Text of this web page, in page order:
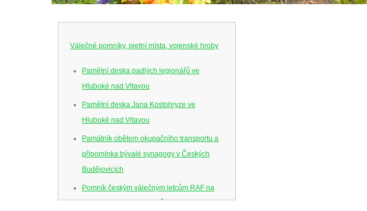
Válečné pomníky, pietní místa, vojenské hroby
Pamětní deska padlých legionářů ve
Hluboké nad Vltavou
Pamětní deska Jana Kostohryze ve
Hluboké nad Vltavou
Památník obětem okupačního transportu a
připomínka bývalé synagogy v Českých
Budějovicích
Pomník českým válečným letcům RAF na
Senovážném náměstí v Českých